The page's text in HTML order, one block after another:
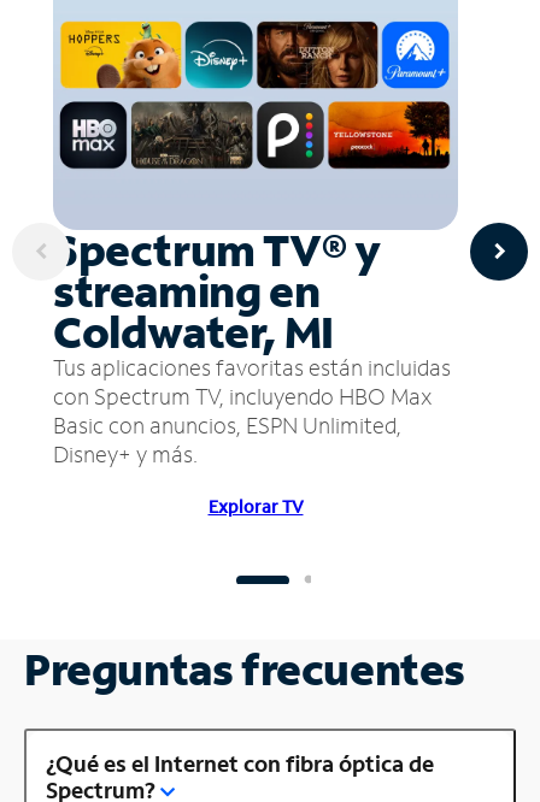
Spectrum TV® y
streaming en
Coldwater, MI
Tus aplicaciones favoritas están incluidas
con Spectrum TV, incluyendo HBO Max
Basic con anuncios, ESPN Unlimited,
Disney+ y más.
Explorar TV
Preguntas frecuentes
¿Qué es el Internet con fibra óptica de
Spectrum?